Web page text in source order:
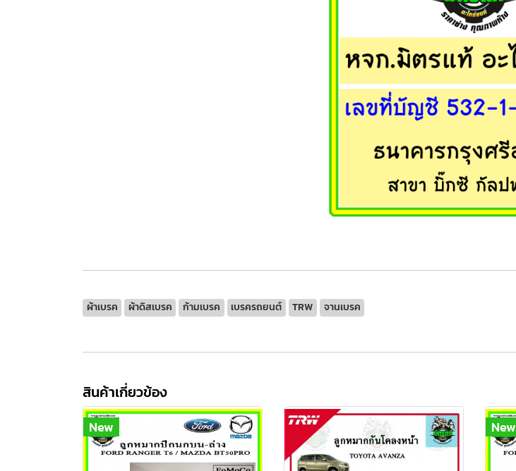
ผ้าเบรค ผ้าดิสเบรค ก้ามเบรค เบรครถยนต์ TRW จานเบรค
สินค้าเกี่ยวข้อง
New New